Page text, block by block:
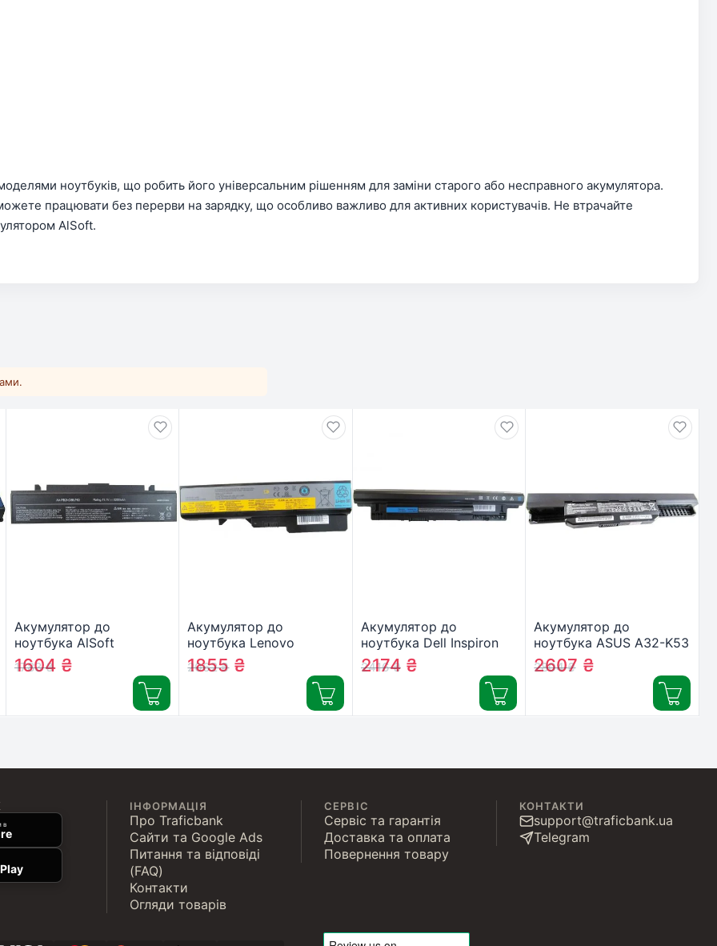
ноутбуків, що робить його універсальним рішенням для заміни старого або несправного акумулятора.
працювати без перерви на зарядку, що особливо важливо для активних користувачів. Не втрачайте
AlSoft.
Акумулятор до
ноутбука AlSoft
Samsung P50 AA-
PB2NC3B 5200mAh 6cell
1783₴
1604 ₴
Акумулятор до
ноутбука Lenovo
IdeaPad G460 57Y6454
5200mAh 6cell 11.1V Li-
2062₴
1855 ₴
Акумулятор до
ноутбука Dell Inspiron
17R-5721 MR90Y
5200mAh 6cell 11.1V Li-
2416₴
2174 ₴
Акумулятор до
ноутбука ASUS A32-K53
5200mAh 6cell 11.1V Li-
ion (A41671)
2804₴
2607 ₴
в
ІНФОРМАЦІЯ
Про Traficbank
Сайти та Google Ads
Питання та відповіді
(FAQ)
Контакти
Огляди товарів
СЕРВІС
Сервіс та гарантія
Доставка та оплата
Повернення товару
КОНТАКТИ
support@traficbank.ua
Telegram